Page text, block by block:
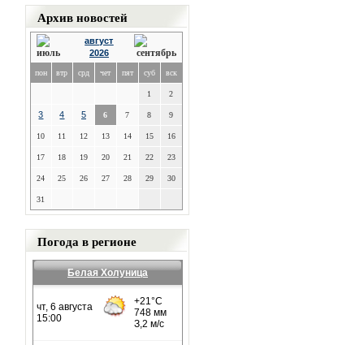
Архив новостей
август
2026
пон втр срд чет пят суб вск
1 2
3 4 5 6 7 8 9
10 11 12 13 14 15 16
17 18 19 20 21 22 23
24 25 26 27 28 29 30
31
Погода в регионе
Белая Холуница